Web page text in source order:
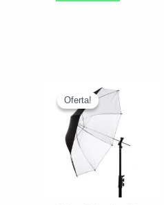
Oferta!
Oferta!precio
original
era:
$69.990.